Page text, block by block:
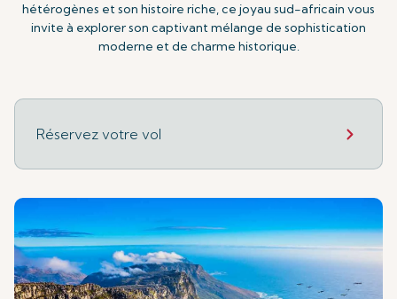
hétérogènes et son histoire riche, ce joyau sud-africain vous
invite à explorer son captivant mélange de sophistication
moderne et de charme historique.
Réservez votre vol